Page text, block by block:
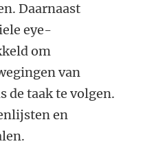
Daarnaast
eye-
om
van
de taak te volgen.
en